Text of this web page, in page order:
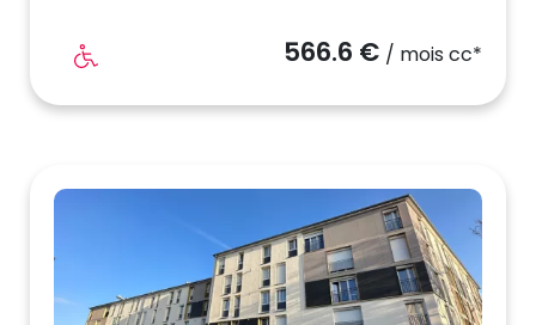
566.6 € / mois cc*